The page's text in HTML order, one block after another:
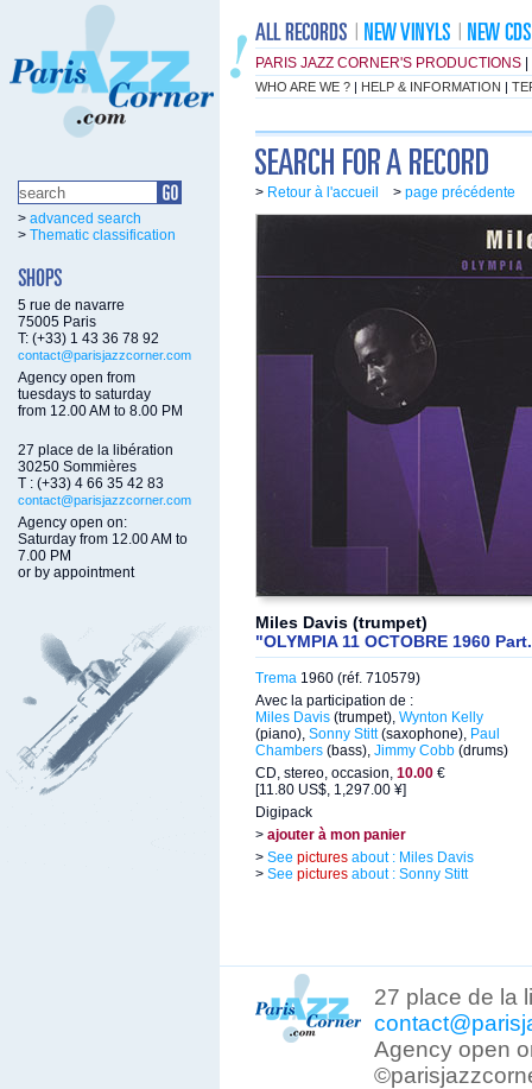
PARIS JAZZ CORNER'S PRODUCTIONS
WHO ARE WE ? | HELP & INFORMATION |
> advanced search
> Thematic classification
5 rue de navarre
75005 Paris
T: (+33) 1 43 36 78 92
contact@parisjazzcorner.com
Agency open from
tuesdays to saturday
from 12.00 AM to 8.00 PM
27 place de la libération
30250 Sommières
T : (+33) 4 66 35 42 83
contact@parisjazzcorner.com
Agency open on:
Saturday from 12.00 AM to
7.00 PM
or by appointment
> Retour à l'accueil > page précédente
Miles Davis (trumpet)
"OLYMPIA 11 OCTOBRE 1960
Trema 1960 (réf. 710579)
Avec la participation de :
Miles Davis (trumpet), Wynton Kelly
(piano), Sonny Stitt(saxophone), Paul
Chambers (bass), Jimmy Cobb (drums)
CD, stereo, occasion, 10.00 €
[11.80 US$, 1,297.00 ¥]
Digipack
> ajouter à mon panier
> See pictures about : Miles Davis
> See pictures about : Sonny Stitt
27 place de la
Agency open